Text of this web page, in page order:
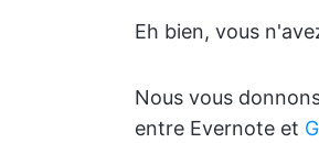
Eh bien, vous
Nous vous
entre Evernote et